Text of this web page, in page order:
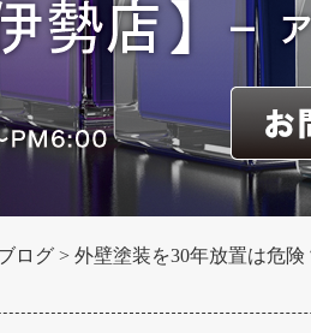
ログ
外壁塗装を30年放置は危